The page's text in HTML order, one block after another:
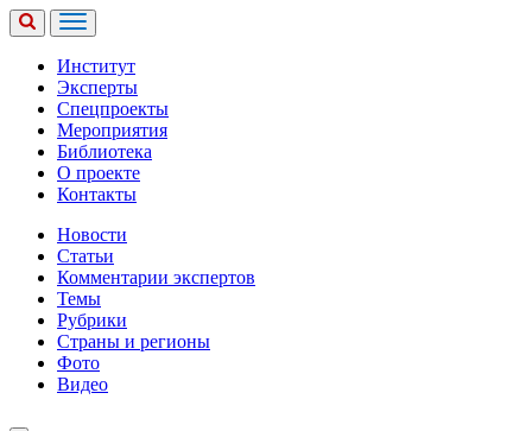
Институт
Эксперты
Спецпроекты
Мероприятия
Библиотека
О проекте
Контакты
Новости
Статьи
Комментарии экспертов
Темы
Рубрики
Страны и регионы
Фото
Видео